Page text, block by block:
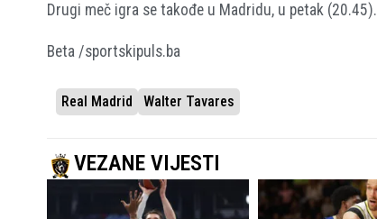
Drugi meč igra se takođe u Madridu, u petak (20.45).
Beta /sportskipuls.ba
Real Madrid Walter Tavares
VEZANE VIJESTI